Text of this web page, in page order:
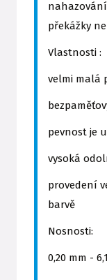
překážky
Vlastnosti :
velmi malá
pevnost je
vysoká
provedení
barvě
Nosnosti:
0,20 mm -